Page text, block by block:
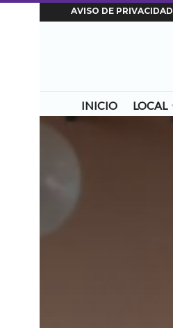
AVISO DE PRIVACIDAD
INICIO LOCAL